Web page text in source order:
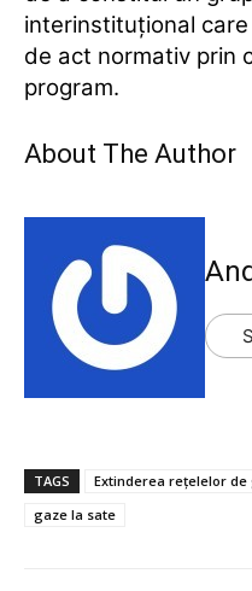
interinstituţional
de act normativ prin
program.
About The Author
TAGS Extinderea reţelelor de
gaze la sate